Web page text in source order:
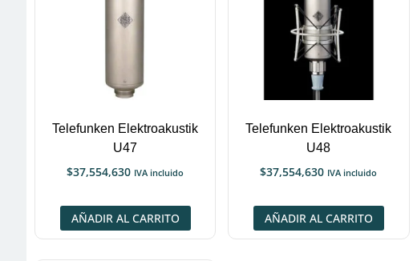
Telefunken Elektroakustik
U47
$37,554,630 IVA incluido
AÑADIR AL CARRITO
Telefunken Elektroakustik
U48
$37,554,630 IVA incluido
AÑADIR AL CARRITO